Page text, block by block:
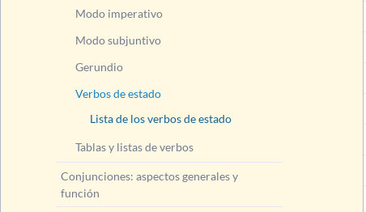
Modo imperativo
Modo subjuntivo
Gerundio
Verbos de estado
Lista de los verbos de estado
Tablas y listas de verbos
Conjunciones: aspectos generales y
función